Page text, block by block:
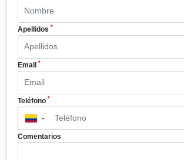
Apellidos *
Email *
Teléfono *
▼
Comentarios